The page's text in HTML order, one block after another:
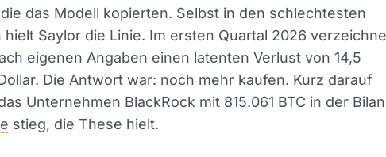
das Modell kopierten. Selbst in den schlechtesten
hielt Saylor die Linie. Im ersten Quartal 2026
eigenen Angaben einen latenten Verlust von 14,5
Die Antwort war: noch mehr kaufen. Kurz darauf
Unternehmen BlackRock mit 815.061 BTC in der
stieg, die These hielt.